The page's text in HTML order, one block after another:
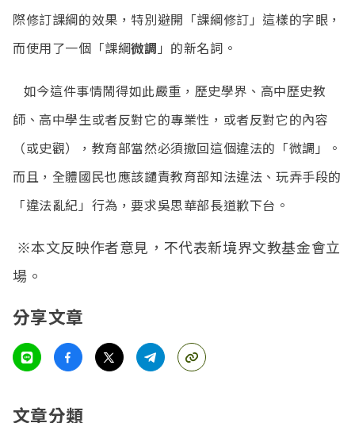
際修訂課綱的效果，特別避開「課綱修訂」這樣的字眼，
而使用了一個「課綱微調 」的新名詞。
如今這件事情鬧得如此嚴重，歷史學界、高中歷史教
師、高中學生或者反對它的專業性，或者反對它的內容
（或史觀），教育部當然必須撤回這個違法的「微調」。
而且，全體國民也應該譴責教育部知法違法、玩弄手段的
「違法亂紀」行為，要求吳思華部長道歉下台。
※本文反映作者意見，不代表新境界文教基金會立
場。
分享文章
文章分類